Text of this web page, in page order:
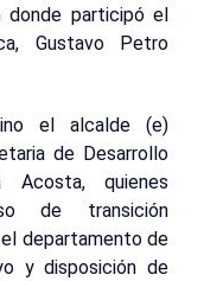
donde participó el
Gustavo Petro
el alcalde (e)
de Desarrollo
Acosta, quienes
de transición
departamento de
y disposición de